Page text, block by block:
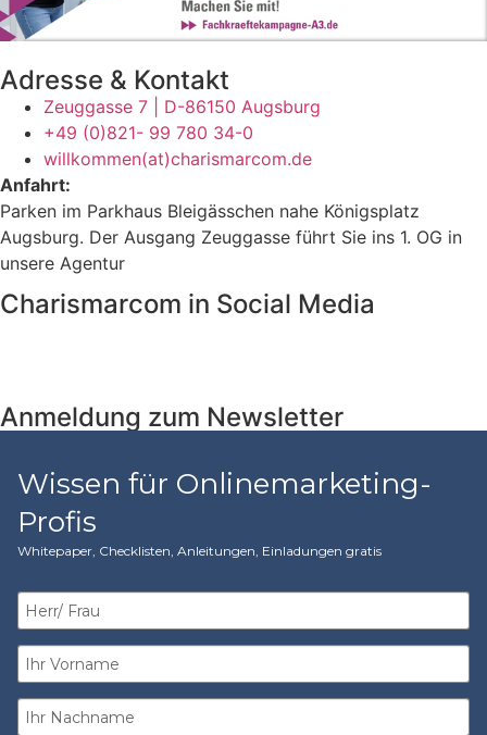
Adresse & Kontakt
Zeuggasse 7 | D-86150 Augsburg
+49 (0)821- 99 780 34-0
willkommen(at)charismarcom.de
Anfahrt:
Parken im Parkhaus Bleigässchen nahe Königsplatz
Augsburg. Der Ausgang Zeuggasse führt Sie ins 1. OG in
unsere Agentur
Charismarcom in Social Media
Anmeldung zum Newsletter
Wissen für Onlinemarketing-
Profis
Whitepaper, Checklisten, Anleitungen, Einladungen gratis​